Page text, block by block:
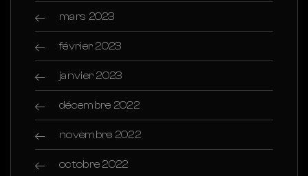
mars 2023
février 2023
janvier 2023
décembre 2022
novembre 2022
octobre 2022